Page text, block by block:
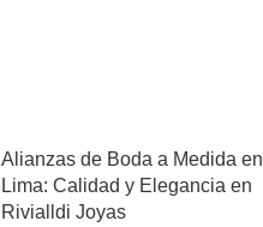
Alianzas de Boda a Medida en
Lima: Calidad y Elegancia en
Rivialldi Joyas